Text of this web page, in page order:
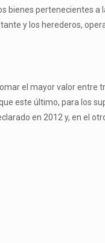
bienes pertenecientes a
y los herederos,
el mayor valor entre
este último, para los
en 2012 y, en el